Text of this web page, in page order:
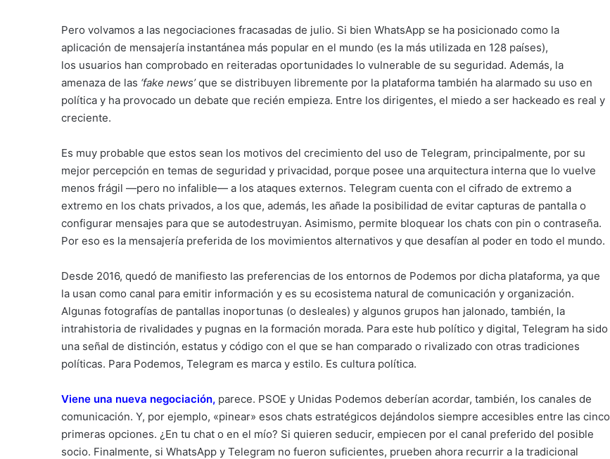
Pero volvamos a las negociaciones fracasadas de julio. Si bien WhatsApp se ha posicionado como la
aplicación de mensajería instantánea más popular en el mundo (es la más utilizada en 128 países),
los usuarios han comprobado en reiteradas oportunidades lo vulnerable de su seguridad. Además, la
amenaza de las ‘fake news’que se distribuyen libremente por la plataforma también ha alarmado su uso en
política y ha provocado un debate que recién empieza. Entre los dirigentes, el miedo a ser hackeado es real y
creciente.
Es muy probable que estos sean los motivos del crecimiento del uso de Telegram, principalmente, por su
mejor percepción en temas de seguridad y privacidad, porque posee una arquitectura interna que lo vuelve
menos frágil —pero no infalible— a los ataques externos. Telegram cuenta con el cifrado de extremo a
extremo en los chats privados, a los que, además, les añade la posibilidad de evitar capturas de pantalla o
configurar mensajes para que se autodestruyan. Asimismo, permite bloquear los chats con pin o contraseña.
Por eso es la mensajería preferida de los movimientos alternativos y que desafían al poder en todo el mundo.
Desde 2016, quedó de manifiesto las preferencias de los entornos de Podemos por dicha plataforma, ya que
la usan como canal para emitir información y es su ecosistema natural de comunicación y organización.
Algunas fotografías de pantallas inoportunas (o desleales) y algunos grupos han jalonado, también, la
intrahistoria de rivalidades y pugnas en la formación morada. Para este hub político y digital, Telegram ha sido
una señal de distinción, estatus y código con el que se han comparado o rivalizado con otras tradiciones
políticas. Para Podemos, Telegram es marca y estilo. Es cultura política.
Viene una nueva negociación, parece. PSOE y Unidas Podemos deberían acordar, también, los canales de
comunicación. Y, por ejemplo, «pinear» esos chats estratégicos dejándolos siempre accesibles entre las cinco
primeras opciones. ¿En tu chat o en el mío? Si quieren seducir, empiecen por el canal preferido del posible
socio. Finalmente, si WhatsApp y Telegram no fueron suficientes, prueben ahora recurrir a la tradicional